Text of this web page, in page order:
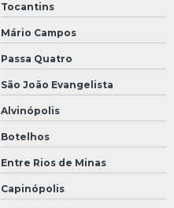
Tocantins
Mário Campos
Passa Quatro
São João Evangelista
Alvinópolis
Botelhos
Entre Rios de Minas
Capinópolis